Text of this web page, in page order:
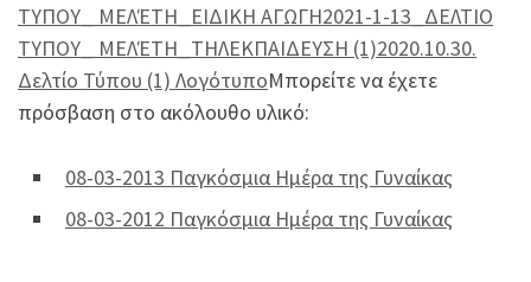
ΤΥΠΟΥ_ ΜΕΛΈΤΗ_ΕΙΔΙΚΗ ΑΓΩΓΗ2021-1-13_ΔΕΛΤΙΟ
ΤΥΠΟΥ_ ΜΕΛΈΤΗ_ΤΗΛΕΚΠΑΙΔΕΥΣΗ (1)2020.10.30.
Δελτίο Τύπου (1) ΛογότυποΜπορείτε να έχετε
πρόσβαση στο ακόλουθο υλικό:
08-03-2013 Παγκόσμια Ημέρα της Γυναίκας
08-03-2012 Παγκόσμια Ημέρα της Γυναίκας